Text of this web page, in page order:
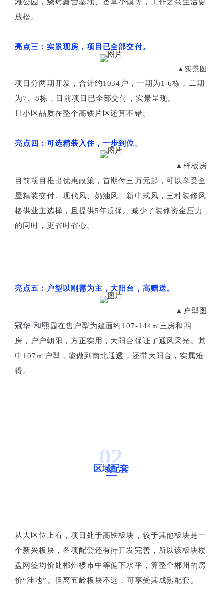
滩公园，烧烤露营基地、香草小镇等，工作之余生活更
放松。
亮点三：实景现房，项目已全部交付。
▲实景图
项目分两期开发，合计约1034户，一期为1-6栋，二期
为7、8栋，目前项目已全部交付，实景呈现。
且小区品质在整个高铁片区还算不错。
亮点四：可选精装入住，一步到位。
▲样板房
目前项目推出优惠政策，首期付三万元起，可以享受全
屋精装交付。现代风、奶油风、新中式风，三种装修风
格供业主选择，且提供5年质保。减少了装修资金压力
的同时，更省时省心。
亮点五：户型以刚需为主，大阳台，高赠送。
▲户型图
冠华·和熙园 在售户型为建面约107-144㎡三房和四
房，户户朝阳，方正实用，大阳台保证了通风采光。其
中107㎡户型，能做到南北通透，还带大阳台，实属难
得。
02
区域配套
从大区位上看，项目处于高铁板块，较于其他板块是一
个新兴板块，各项配套还有待开发完善，所以该板块楼
盘网签均价处郴州楼市中等偏下水平，算整个郴州的房
价“洼地”。 但离五岭板块不远，可享受其成熟配套。